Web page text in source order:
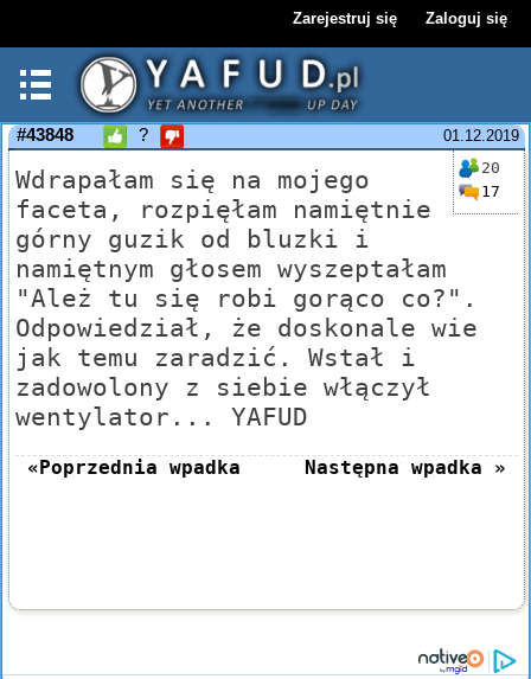
Zarejestruj się Zaloguj się
01.12.2019
#43848 ?
20
17
Wdrapałam się na mojego
faceta, rozpięłam namiętnie
górny guzik od bluzki i
namiętnym głosem wyszeptałam
"Ależ tu się robi gorąco co?".
Odpowiedział, że doskonale wie
jak temu zaradzić. Wstał i
zadowolony z siebie włączył
wentylator... YAFUD
«Poprzednia wpadka Następna wpadka »